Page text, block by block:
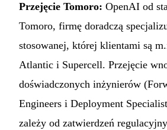
Przejęcie Tomoro: OpenAI od
Tomoro, firmę doradczą
stosowanej, której klientami są
Atlantic i Supercell. Przejęcie
doświadczonych inżynierów
Engineers i Deployment
zależy od zatwierdzeń